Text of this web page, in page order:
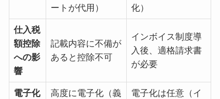
ートが代用）
化）
仕入税
額控除
への影
響
記載内容に不備が
あると控除不可
インボイス制度導
入後、適格請求書
が必要
電子化
高度に電子化（義
電子化は任意（イ